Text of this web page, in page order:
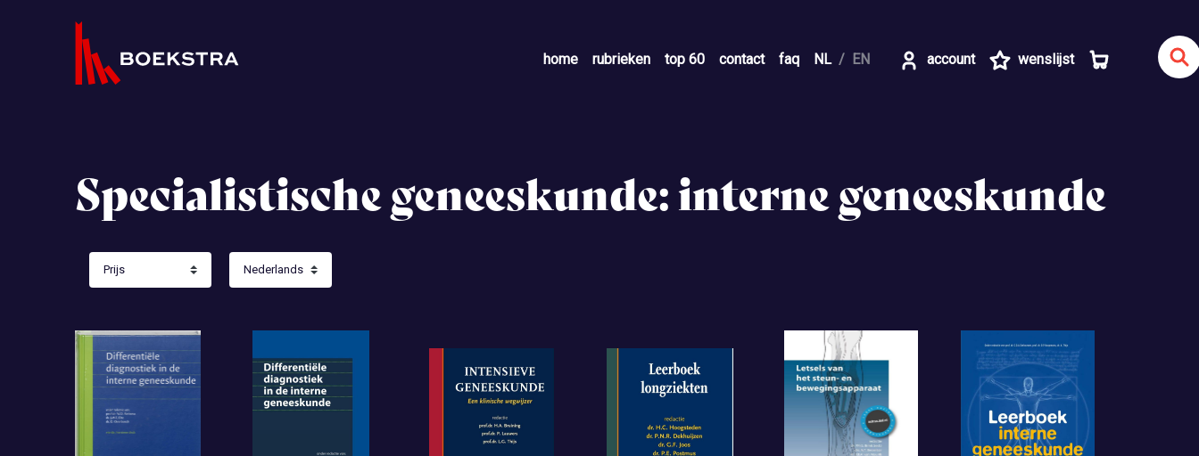
home rubrieken top 60 contact faq NL EN account wenslijst
Specialistische geneeskunde: interne geneeskunde